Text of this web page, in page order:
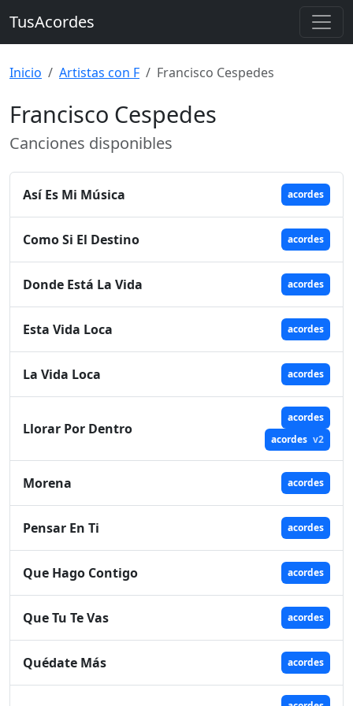
TusAcordes
Inicio Artistas con F Francisco Cespedes
Francisco Cespedes
Canciones disponibles
Así Es Mi Música acordes
Como Si El Destino acordes
Donde Está La Vida acordes
Esta Vida Loca acordes
La Vida Loca acordes
Llorar Por Dentro
acordes
acordes v2
Morena acordes
Pensar En Ti acordes
Que Hago Contigo acordes
Que Tu Te Vas acordes
Quédate Más acordes